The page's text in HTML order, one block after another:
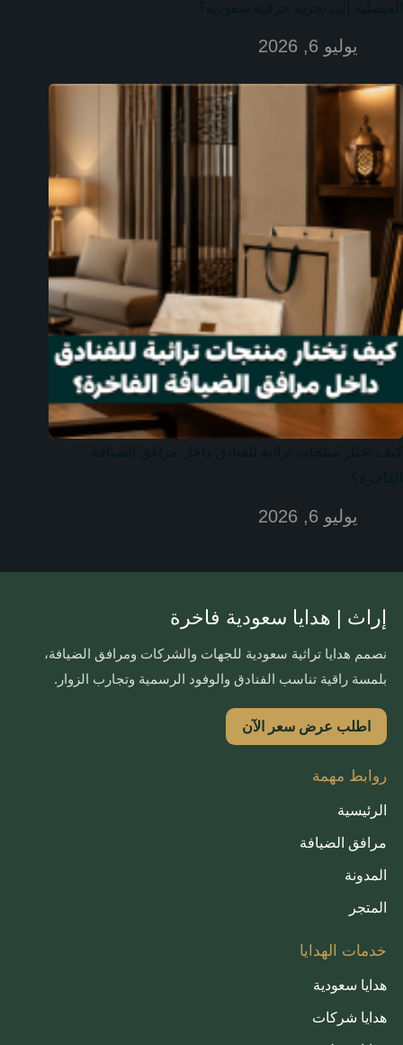
يوليو 6, 2026
يوليو 6, 2026
إراث | هدايا سعودية فاخرة
نصمم هدايا تراثية سعودية للجهات والشركات ومرافق الضيافة،
بلمسة راقية تناسب الفنادق والوفود الرسمية وتجارب الزوار.
اطلب عرض سعر الآن
روابط مهمة
الرئيسية
مرافق الضيافة
المدونة
المتجر
خدمات الهدايا
هدايا سعودية
هدايا شركات